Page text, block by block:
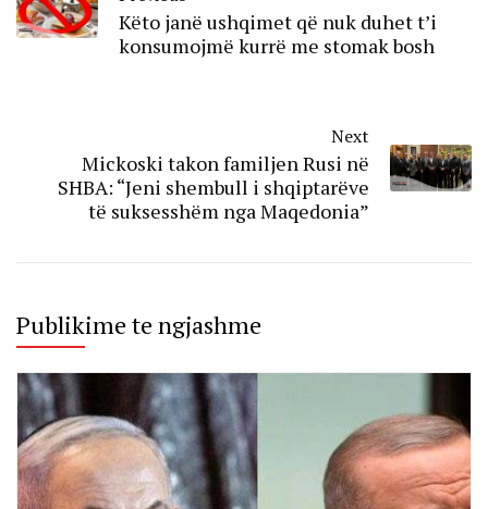
Këto janë ushqimet që nuk duhet t’i
konsumojmë kurrë me stomak bosh
Next
Mickoski takon familjen Rusi në
SHBA: “Jeni shembull i shqiptarëve
të suksesshëm nga Maqedonia”
Publikime te ngjashme